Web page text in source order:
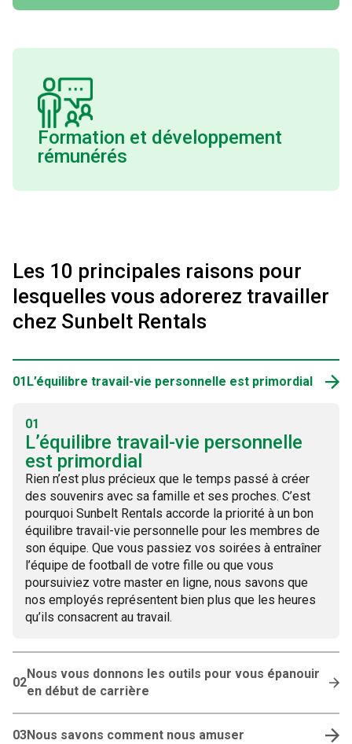
Formation et développement
rémunérés
Les 10 principales raisons pour
lesquelles vous adorerez travailler
chez Sunbelt Rentals
01L’équilibre travail-vie personnelle est primordial
01
L’équilibre travail-vie personnelle
est primordial
Rien n’est plus précieux que le temps passé à créer
des souvenirs avec sa famille et ses proches. C’est
pourquoi Sunbelt Rentals accorde la priorité à un bon
équilibre travail-vie personnelle pour les membres de
son équipe. Que vous passiez vos soirées à entraîner
l’équipe de football de votre fille ou que vous
poursuiviez votre master en ligne, nous savons que
nos employés représentent bien plus que les heures
qu’ils consacrent au travail.
02
Nous vous donnons les outils pour vous épanouir
en début de carrière
03Nous savons comment nous amuser